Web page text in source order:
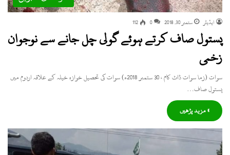
ایڈیٹر ستمبر 30, 2018 0
112
پستول صاف کرتے ہوئے گولی چل جانے سے نوجوان
زخمی
سوات (زما سوات ڈاٹ کام ، 30 ستمبر 2018ء) سوات کی تحصیل خوازہ خیلہ کے علاقہ اردوم میں
پستول صاف…
» مزید پڑھیں